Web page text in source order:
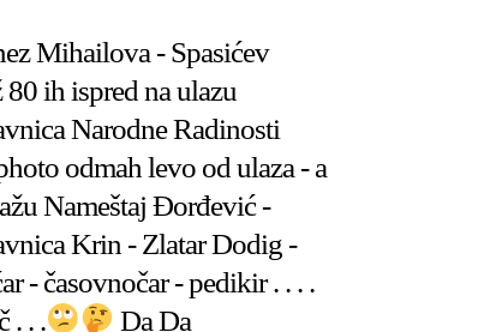
Mihailova - Spasićev
80 ih ispred na ulazu
Narodne Radinosti
odmah levo od ulaza - a
Nameštaj Đorđević -
Krin - Zlatar Dodig -
- časovnočar - pedikir . . . .
. . .
Da Da